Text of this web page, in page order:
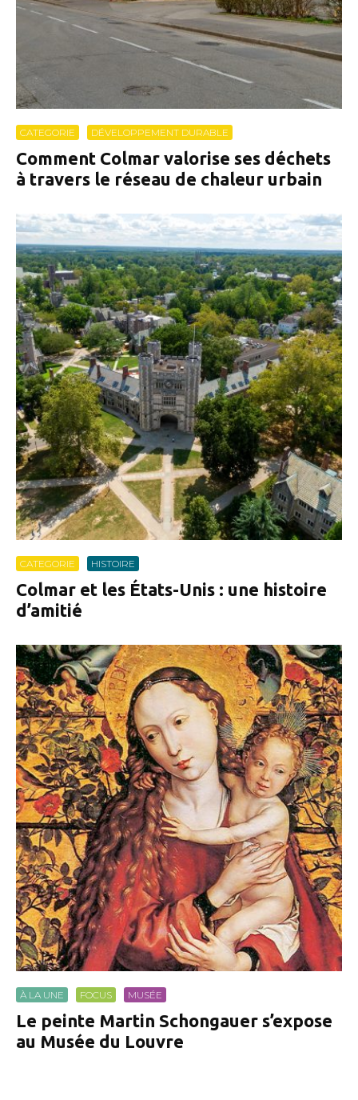
CATEGORIE DÉVELOPPEMENT DURABLE
Comment Colmar valorise ses déchets
à travers le réseau de chaleur urbain
CATEGORIE HISTOIRE
Colmar et les États-Unis : une histoire
d’amitié
À LA UNE FOCUS MUSÉE
Le peinte Martin Schongauer s’expose
au Musée du Louvre